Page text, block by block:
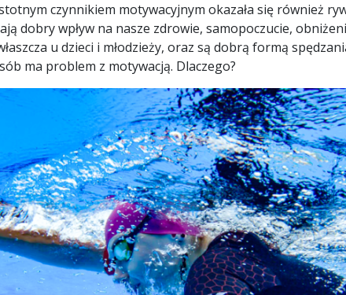
czynnikiem motywacyjnym okazała się również
dobry wpływ na nasze zdrowie, samopoczucie,
u dzieci i młodzieży, oraz są dobrą formą
ma problem z motywacją. Dlaczego?